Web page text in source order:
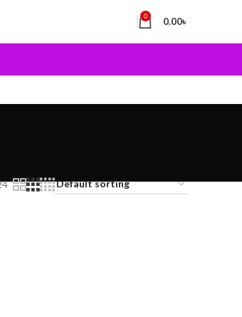
0 0.00৳